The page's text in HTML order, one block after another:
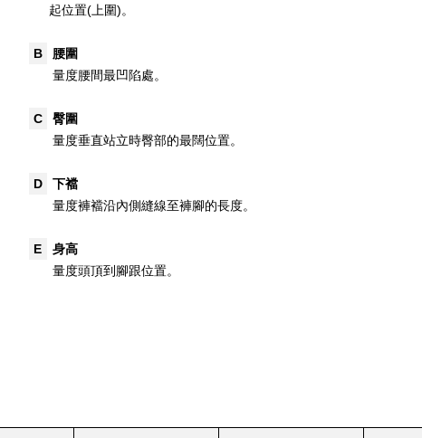
起位置(上圍)。
B
腰圍
量度腰間最凹陷處。
C
臀圍
量度垂直站立時臀部的最闊位置。
D
下襠
量度褲襠沿內側縫線至褲腳的長度。
E
身高
量度頭頂到腳跟位置。